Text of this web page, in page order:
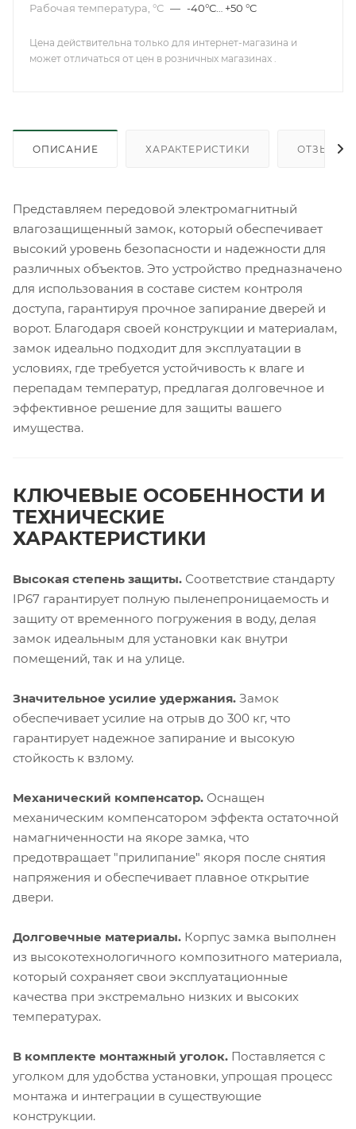
Рабочая температура, °С — -40°С… +50 °C
Цена действительна только для интернет-магазина и
может отличаться от цен в розничных магазинах .
ОПИСАНИЕ ХАРАКТЕРИСТИКИ ОТЗЫВЫ
Представляем передовой электромагнитный
влагозащищенный замок, который обеспечивает
высокий уровень безопасности и надежности для
различных объектов. Это устройство предназначено
для использования в составе систем контроля
доступа, гарантируя прочное запирание дверей и
ворот. Благодаря своей конструкции и материалам,
замок идеально подходит для эксплуатации в
условиях, где требуется устойчивость к влаге и
перепадам температур, предлагая долговечное и
эффективное решение для защиты вашего
имущества.
КЛЮЧЕВЫЕ ОСОБЕННОСТИ И
ТЕХНИЧЕСКИЕ
ХАРАКТЕРИСТИКИ
Высокая степень защиты. Соответствие стандарту
IP67 гарантирует полную пыленепроницаемость и
защиту от временного погружения в воду, делая
замок идеальным для установки как внутри
помещений, так и на улице.
Значительное усилие удержания. Замок
обеспечивает усилие на отрыв до 300 кг, что
гарантирует надежное запирание и высокую
стойкость к взлому.
Механический компенсатор. Оснащен
механическим компенсатором эффекта остаточной
намагниченности на якоре замка, что
предотвращает "прилипание" якоря после снятия
напряжения и обеспечивает плавное открытие
двери.
Долговечные материалы. Корпус замка выполнен
из высокотехнологичного композитного материала,
который сохраняет свои эксплуатационные
качества при экстремально низких и высоких
температурах.
В комплекте монтажный уголок. Поставляется с
уголком для удобства установки, упрощая процесс
монтажа и интеграции в существующие
конструкции.